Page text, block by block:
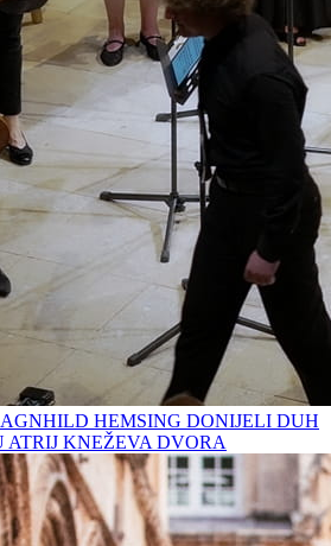
HEMSING DONIJELI DUH
KNEŽEVA DVORA